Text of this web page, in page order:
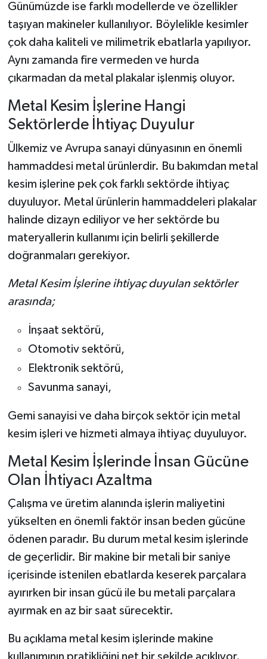
Günümüzde ise farklı modellerde ve özellikler
taşıyan makineler kullanılıyor. Böylelikle kesimler
çok daha kaliteli ve milimetrik ebatlarla yapılıyor.
Aynı zamanda fire vermeden ve hurda
çıkarmadan da metal plakalar işlenmiş oluyor.
Metal Kesim İşlerine Hangi
Sektörlerde İhtiyaç Duyulur
Ülkemiz ve Avrupa sanayi dünyasının en önemli
hammaddesi metal ürünlerdir. Bu bakımdan metal
kesim işlerine pek çok farklı sektörde ihtiyaç
duyuluyor. Metal ürünlerin hammaddeleri plakalar
halinde dizayn ediliyor ve her sektörde bu
materyallerin kullanımı için belirli şekillerde
doğranmaları gerekiyor.
Metal Kesim İşlerine ihtiyaç duyulan sektörler
arasında;
İnşaat sektörü,
Otomotiv sektörü,
Elektronik sektörü,
Savunma sanayi,
Gemi sanayisi ve daha birçok sektör için metal
kesim işleri ve hizmeti almaya ihtiyaç duyuluyor.
Metal Kesim İşlerinde İnsan Gücüne
Olan İhtiyacı Azaltma
Çalışma ve üretim alanında işlerin maliyetini
yükselten en önemli faktör insan beden gücüne
ödenen paradır. Bu durum metal kesim işlerinde
de geçerlidir. Bir makine bir metali bir saniye
içerisinde istenilen ebatlarda keserek parçalara
ayırırken bir insan gücü ile bu metali parçalara
ayırmak en az bir saat sürecektir.
Bu açıklama metal kesim işlerinde makine